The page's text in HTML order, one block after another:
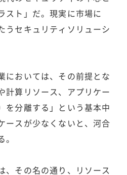
スト」だ。現実に市場に
うセキュリティソリューシ
においては、その前提とな
計算リソース、アプリケー
を分離する」という基本中
ースが少なくないと、河合
、その名の通り、リソース